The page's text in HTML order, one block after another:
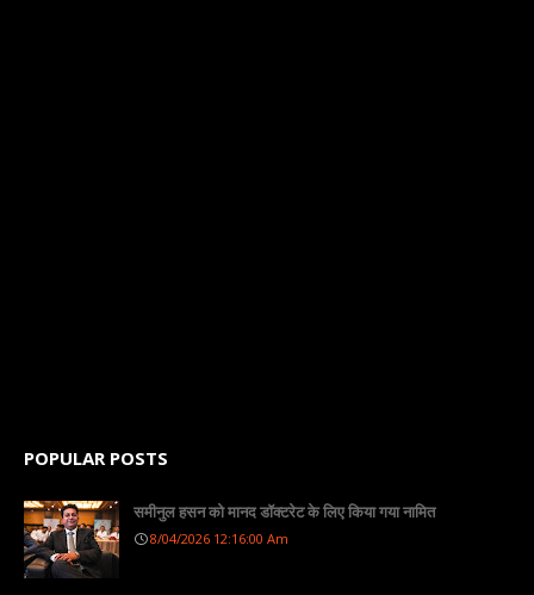
POPULAR POSTS
समीनुल हसन को मानद डॉक्टरेट के लिए किया गया नामित
8/04/2026 12:16:00 Am